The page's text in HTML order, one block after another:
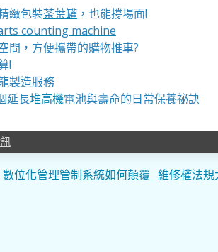
緻包裝茶葉罐，也能撐場面!
counting machine
間，方便攜帶的購物推車?
!
製造服務
延長堆高機電池與壽命的日常保養祕訣
位化管理管制系統如何顛覆 維修權法